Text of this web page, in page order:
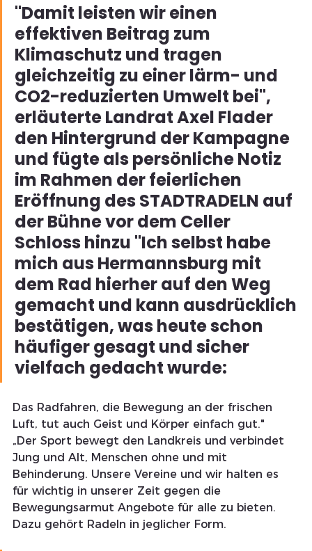
"Damit leisten wir einen
effektiven Beitrag zum
Klimaschutz und tragen
gleichzeitig zu einer lärm- und
CO2-reduzierten Umwelt bei",
erläuterte Landrat Axel Flader
den Hintergrund der Kampagne
und fügte als persönliche Notiz
im Rahmen der feierlichen
Eröffnung des STADTRADELN auf
der Bühne vor dem Celler
Schloss hinzu "Ich selbst habe
mich aus Hermannsburg mit
dem Rad hierher auf den Weg
gemacht und kann ausdrücklich
bestätigen, was heute schon
häufiger gesagt und sicher
vielfach gedacht wurde:
Das Radfahren, die Bewegung an der frischen
Luft, tut auch Geist und Körper einfach gut."
„Der Sport bewegt den Landkreis und verbindet
Jung und Alt, Menschen ohne und mit
Behinderung. Unsere Vereine und wir halten es
für wichtig in unserer Zeit gegen die
Bewegungsarmut Angebote für alle zu bieten.
Dazu gehört Radeln in jeglicher Form.